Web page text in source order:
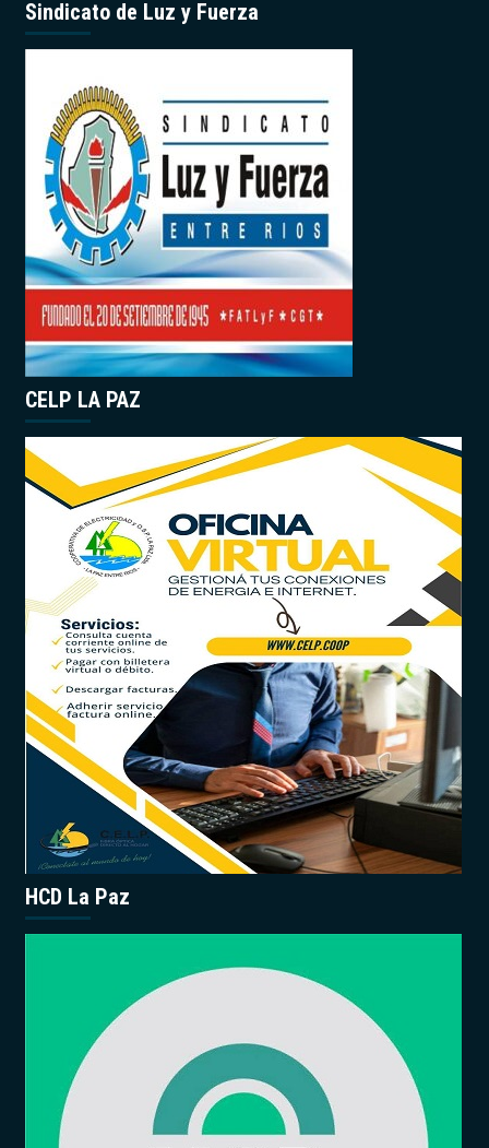
Sindicato de Luz y Fuerza
CELP LA PAZ
HCD La Paz